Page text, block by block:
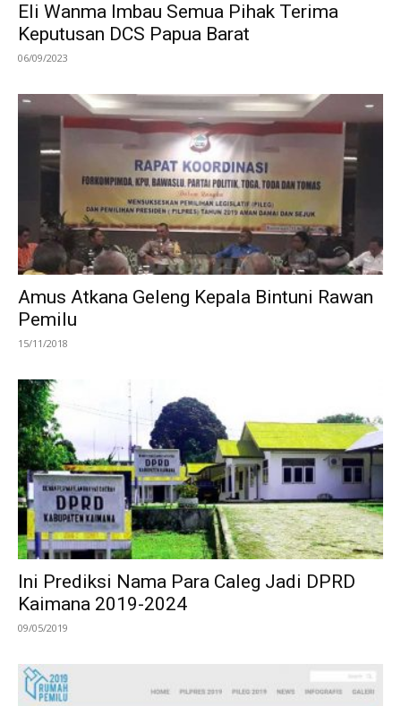
Eli Wanma Imbau Semua Pihak Terima
Keputusan DCS Papua Barat
06/09/2023
Amus Atkana Geleng Kepala Bintuni Rawan
Pemilu
15/11/2018
Ini Prediksi Nama Para Caleg Jadi DPRD
Kaimana 2019-2024
09/05/2019